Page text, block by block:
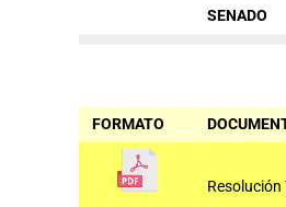
SENADO
FORMATO